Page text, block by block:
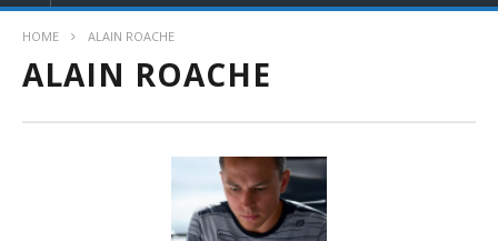
HOME ALAIN ROACHE
ALAIN ROACHE